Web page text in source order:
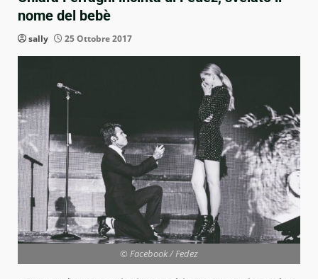
nome del bebè
sally 25 Ottobre 2017
© Facebook / Fedez